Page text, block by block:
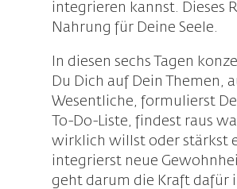
integrieren kannst. Dieses
Nahrung für Deine Seele.
In diesen sechs Tagen
Du Dich auf Dein Themen,
Wesentliche, formulierst
To-Do-Liste, findest raus
wirklich willst oder stärkst
integrierst neue
geht darum die Kraft dafür